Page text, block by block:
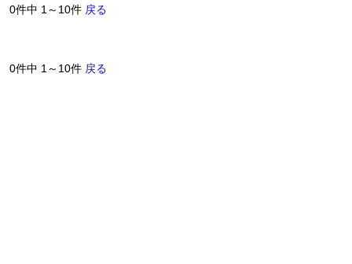
0件中 1～10件 戻る
0件中 1～10件 戻る